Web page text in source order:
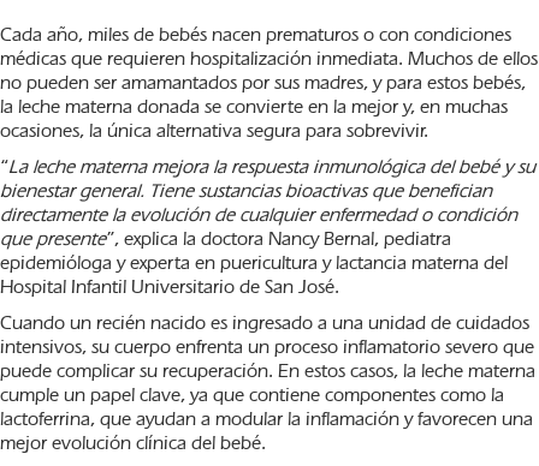
Cada año, miles de bebés nacen prematuros o con condiciones
médicas que requieren hospitalización inmediata. Muchos de ellos
no pueden ser amamantados por sus madres, y para estos bebés,
la leche materna donada se convierte en la mejor y, en muchas
ocasiones, la única alternativa segura para sobrevivir.
“La leche materna mejora la respuesta inmunológica del bebé y su
bienestar general. Tiene sustancias bioactivas que benefician
directamente la evolución de cualquier enfermedad o condición
que presente”, explica la doctora Nancy Bernal, pediatra
epidemióloga y experta en puericultura y lactancia materna del
Hospital Infantil Universitario de San José.
Cuando un recién nacido es ingresado a una unidad de cuidados
intensivos, su cuerpo enfrenta un proceso inflamatorio severo que
puede complicar su recuperación. En estos casos, la leche materna
cumple un papel clave, ya que contiene componentes como la
lactoferrina, que ayudan a modular la inflamación y favorecen una
mejor evolución clínica del bebé.